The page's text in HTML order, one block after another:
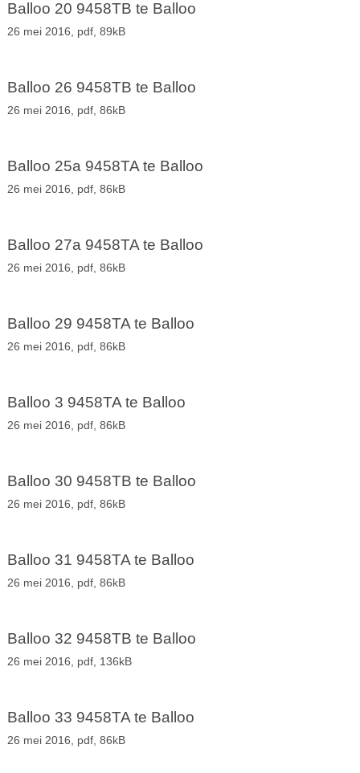
Balloo 20 9458TB te Balloo
26 mei 2016, pdf, 89kB
Balloo 26 9458TB te Balloo
26 mei 2016, pdf, 86kB
Balloo 25a 9458TA te Balloo
26 mei 2016, pdf, 86kB
Balloo 27a 9458TA te Balloo
26 mei 2016, pdf, 86kB
Balloo 29 9458TA te Balloo
26 mei 2016, pdf, 86kB
Balloo 3 9458TA te Balloo
26 mei 2016, pdf, 86kB
Balloo 30 9458TB te Balloo
26 mei 2016, pdf, 86kB
Balloo 31 9458TA te Balloo
26 mei 2016, pdf, 86kB
Balloo 32 9458TB te Balloo
26 mei 2016, pdf, 136kB
Balloo 33 9458TA te Balloo
26 mei 2016, pdf, 86kB